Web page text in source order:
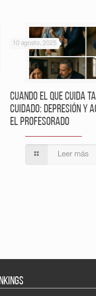
10 agosto, 2025
Cuando el que cuida
cuidado: depresión y
el profesorado
Leer más